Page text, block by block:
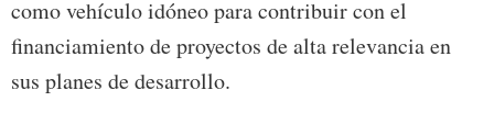
como vehículo idóneo para contribuir con el
financiamiento de proyectos de alta relevancia en
sus planes de desarrollo.